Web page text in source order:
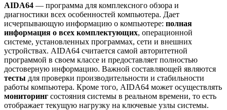
AIDA64 — программа для комплексного обзора и
диагностики всех особенностей компьютера. Дает
исчерпывающую информацию о компьютере: полная
информация о всех комплектующих, операционной
системе, установленных программах, сети и внешних
устройствах. AIDA64 считается самой авторитетной
программой в своем классе и предоставляет полностью
достоверную информацию. Важной составляющей являются
тесты для проверки производительности и стабильности
работы компьютера. Кроме того, AIDA64 может осуществлять
мониторинг состояния системы в реальном времени, то есть
отображает текущую нагрузку на ключевые узлы системы.